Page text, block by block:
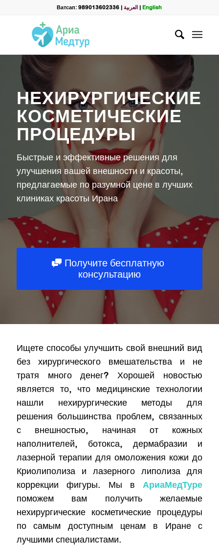
Ватсап: 989013602336 |العربية |English
НЕХИРУРГИЧЕСКИЕ
КОСМЕТИЧЕСКИЕ
ПРОЦЕДУРЫ
Быстрые и эффективные решения для
улучшения вашей внешности и красоты,
предлагаемые по разумной цене в лучших
клиниках красоты Ирана
Получите бесплатную
консультацию
Ищете способы улучшить свой внешний вид
без хирургического вмешательства и не
тратя много денег? Хорошей новостью
является то, что медицинские технологии
нашли нехирургические методы для
решения большинства проблем, связанных
с внешностью, начиная от кожных
наполнителей, ботокса, дермабразии и
лазерной терапии для омоложения кожи до
Криолиполиза и лазерного липолиза для
коррекции фигуры. Мы в
АриаМедТуре
поможем вам получить желаемые
нехирургические косметические процедуры
по самым доступным ценам в Иране с
лучшими специалистами.
Запросить пакет
НЕХИРУРГИЧЕСКИЕ
КОСМЕТИЧЕСКИЕ ПРОЦЕДУРЫ
Полное Имя
Ватсап*
Э.почта
Выберите лечение:*
Описание
ЗАБРОНИРОВАТЬ
Powered byARForms